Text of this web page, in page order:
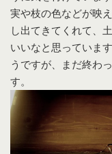
実や枝の色などが映
し出てきてくれて、
いいなと思っていま
うですが、まだ終わ
す。